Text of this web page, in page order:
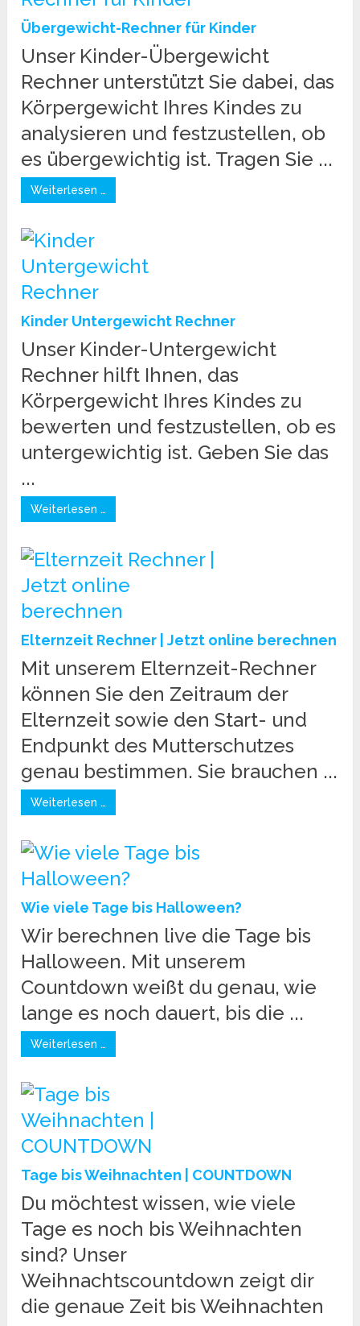
Übergewicht-Rechner für Kinder
Unser Kinder-Übergewicht
Rechner unterstützt Sie dabei, das
Körpergewicht Ihres Kindes zu
analysieren und festzustellen, ob
es übergewichtig ist. Tragen Sie ...
Weiterlesen …
Kinder Untergewicht Rechner
Unser Kinder-Untergewicht
Rechner hilft Ihnen, das
Körpergewicht Ihres Kindes zu
bewerten und festzustellen, ob es
untergewichtig ist. Geben Sie das
...
Weiterlesen …
Elternzeit Rechner | Jetzt online berechnen
Mit unserem Elternzeit-Rechner
können Sie den Zeitraum der
Elternzeit sowie den Start- und
Endpunkt des Mutterschutzes
genau bestimmen. Sie brauchen ...
Weiterlesen …
Wie viele Tage bis Halloween?
Wir berechnen live die Tage bis
Halloween. Mit unserem
Countdown weißt du genau, wie
lange es noch dauert, bis die ...
Weiterlesen …
Tage bis Weihnachten | COUNTDOWN
Du möchtest wissen, wie viele
Tage es noch bis Weihnachten
sind? Unser
Weihnachtscountdown zeigt dir
die genaue Zeit bis Weihnachten